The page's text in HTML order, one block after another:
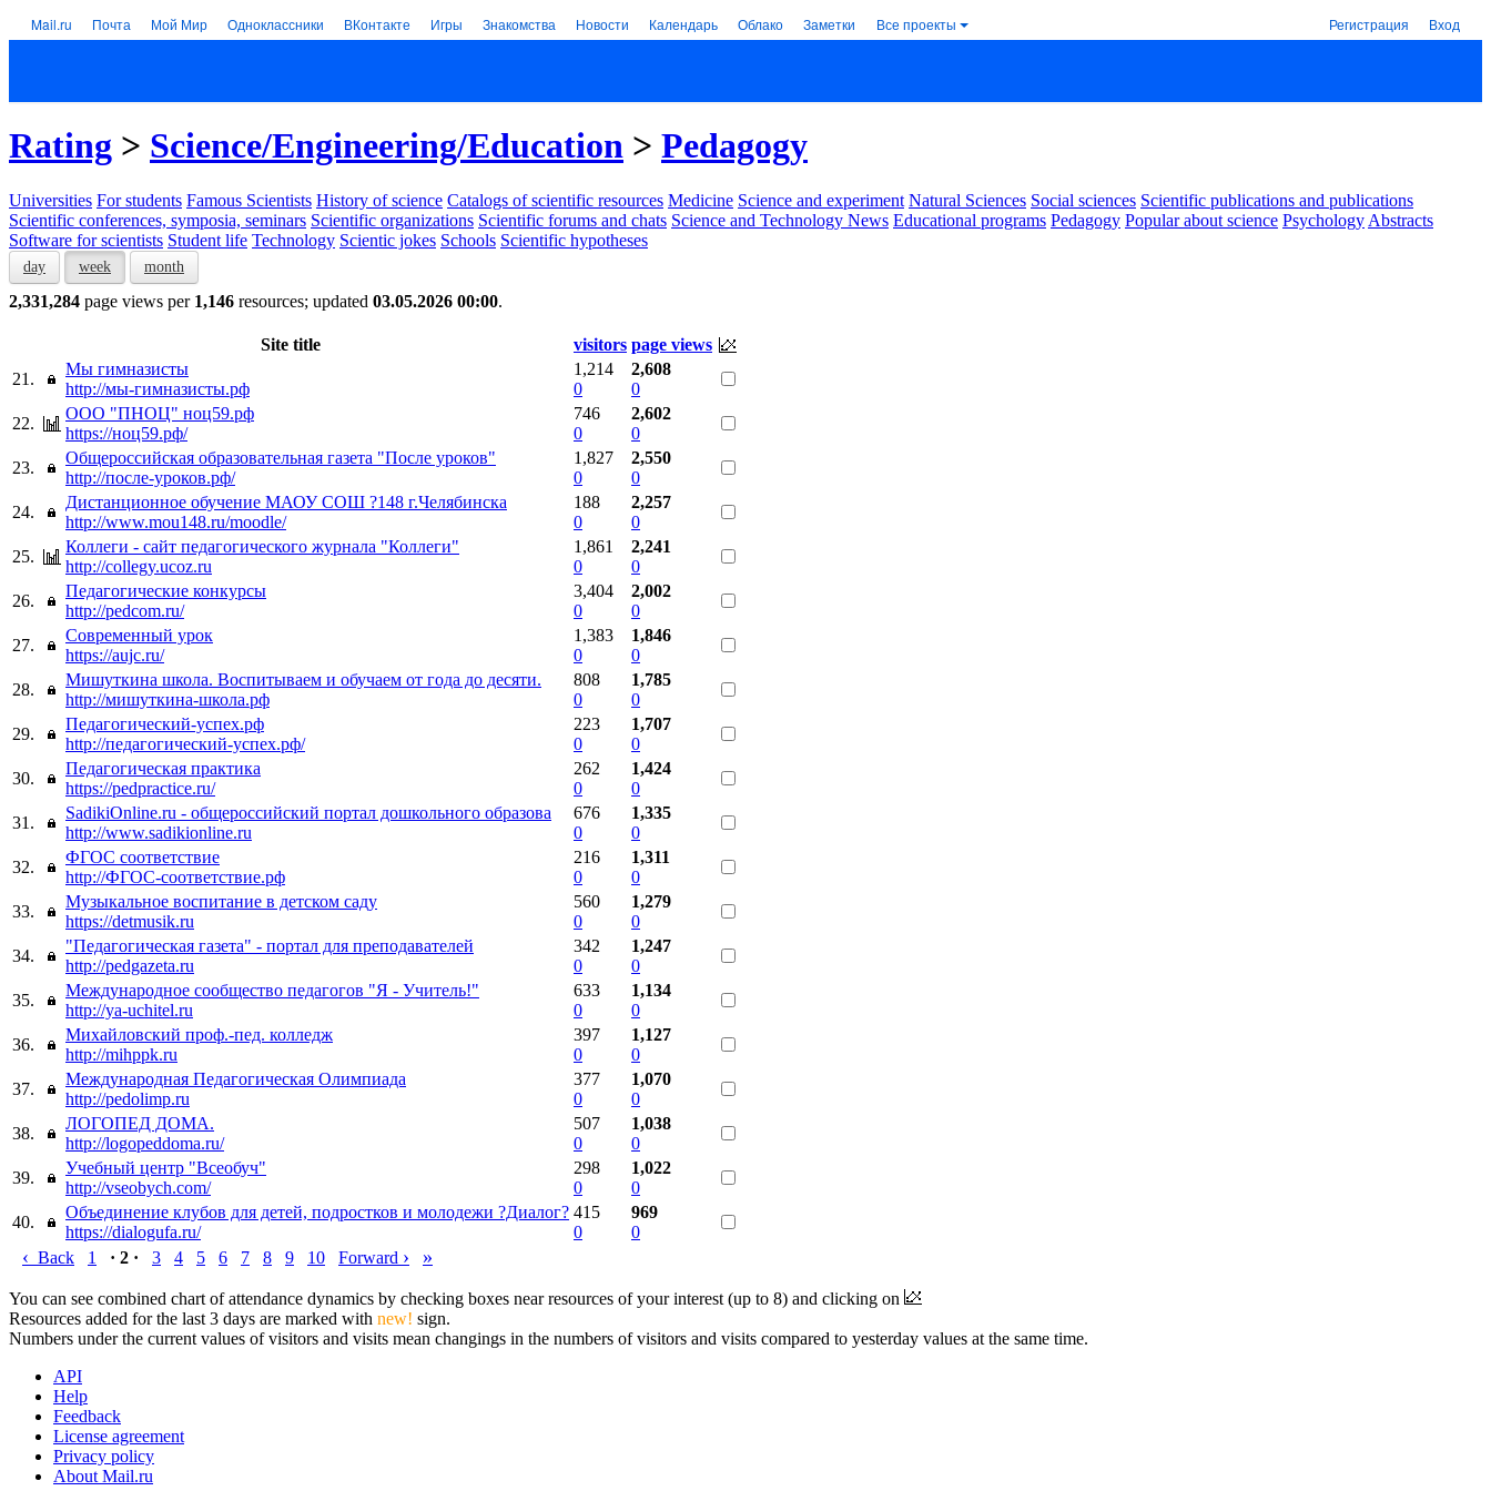
Mail.ru Почта Мой Мир Одноклассники ВКонтакте Игры Знакомства Новости Календарь Облако Заметки Все проекты Регистрация Вход
Rating > Science/Engineering/Education > Pedagogy
Universities For students Famous Scientists History of science Catalogs of scientific resources Medicine Science and experiment Natural Sciences Social sciences Scientific publications and publications
Scientific conferences, symposia, seminars Scientific organizations Scientific forums and chats Science and Technology News Educational programs Pedagogy Popular about science Psychology Abstracts
Software for scientists Student life Technology Scientic jokes Schools Scientific hypotheses
day week month
2,331,284 page views per 1,146 resources; updated 03.05.2026 00:00.
Site title visitors page views
21.
Мы гимназисты
http://мы-гимназисты.рф
1,214
0
2,608
0
22.
ООО "ПНОЦ" ноц59.рф
https://ноц59.рф/
746
0
2,602
0
23.
Общероссийская образовательная газета "После уроков"
http://после-уроков.рф/
1,827
0
2,550
0
24.
Дистанционное обучение МАОУ СОШ ?148 г.Челябинска
http://www.mou148.ru/moodle/
188
0
2,257
0
25.
Коллеги - сайт педагогического журнала "Коллеги"
http://collegy.ucoz.ru
1,861
0
2,241
0
26.
Педагогические конкурсы
http://pedcom.ru/
3,404
0
2,002
0
27.
Современный урок
https://aujc.ru/
1,383
0
1,846
0
28.
Мишуткина школа. Воспитываем и обучаем от года до десяти.
http://мишуткина-школа.рф
808
0
1,785
0
29.
Педагогический-успех.рф
http://педагогический-успех.рф/
223
0
1,707
0
30.
Педагогическая практика
https://pedpractice.ru/
262
0
1,424
0
31.
SadikiOnline.ru - общероссийский портал дошкольного образова
http://www.sadikionline.ru
676
0
1,335
0
32.
ФГОС соответствие
http://ФГОС-соответствие.рф
216
0
1,311
0
33.
Музыкальное воспитание в детском саду
https://detmusik.ru
560
0
1,279
0
34.
"Педагогическая газета" - портал для преподавателей
http://pedgazeta.ru
342
0
1,247
0
35.
Международное сообщество педагогов "Я - Учитель!"
http://ya-uchitel.ru
633
0
1,134
0
36.
Михайловский проф.-пед. колледж
http://mihppk.ru
397
0
1,127
0
37.
Международная Педагогическая Олимпиада
http://pedolimp.ru
377
0
1,070
0
38.
ЛОГОПЕД ДОМА.
http://logopeddoma.ru/
507
0
1,038
0
39.
Учебный центр "Всеобуч"
http://vseobych.com/
298
0
1,022
0
40.
Объединение клубов для детей, подростков и молодежи ?Диалог?
https://dialogufa.ru/
415
0
969
0
‹ Back 1 · 2 · 3 4 5 6 7 8 9 10 Forward › »
You can see combined chart of attendance dynamics by checking boxes near resources of your interest (up to 8) and clicking on
Resources added for the last 3 days are marked with new! sign.
Numbers under the current values of visitors and visits mean changings in the numbers of visitors and visits compared to yesterday values at the same time.
API
Help
Feedback
License agreement
Privacy policy
About Mail.ru